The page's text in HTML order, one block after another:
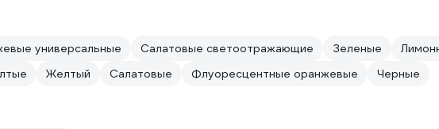
универсальные Салатовые светоотражающие Зеленые
Желтый Салатовые Флуоресцентные оранжевые Черные